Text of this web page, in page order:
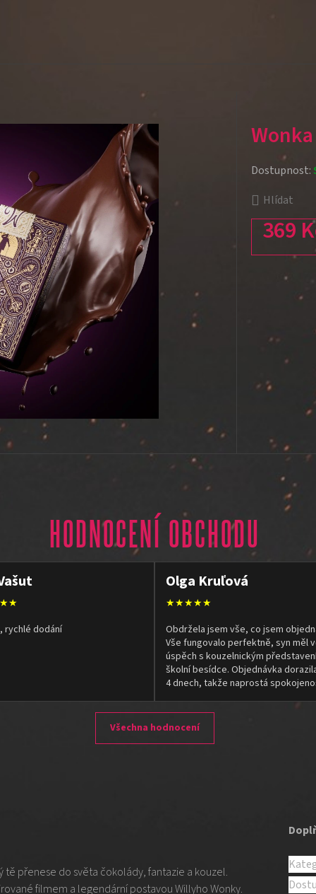
Hlídat
369
Měrná
Dostupnost:
HODNOCENÍ OBCHODU
rychlé dodání
Olga Kruľová
★★★★★
Obdržela jsem vše, co jsem
Vše fungovalo perfektně, syn měl
úspěch s kouzelnickým
školní besídce. Objednávka
4 dnech, takže naprostá
Všechna hodnocení
tě přenese do světa čokolády, fantazie a kouzel.
filmem a legendární postavou Willyho Wonky.